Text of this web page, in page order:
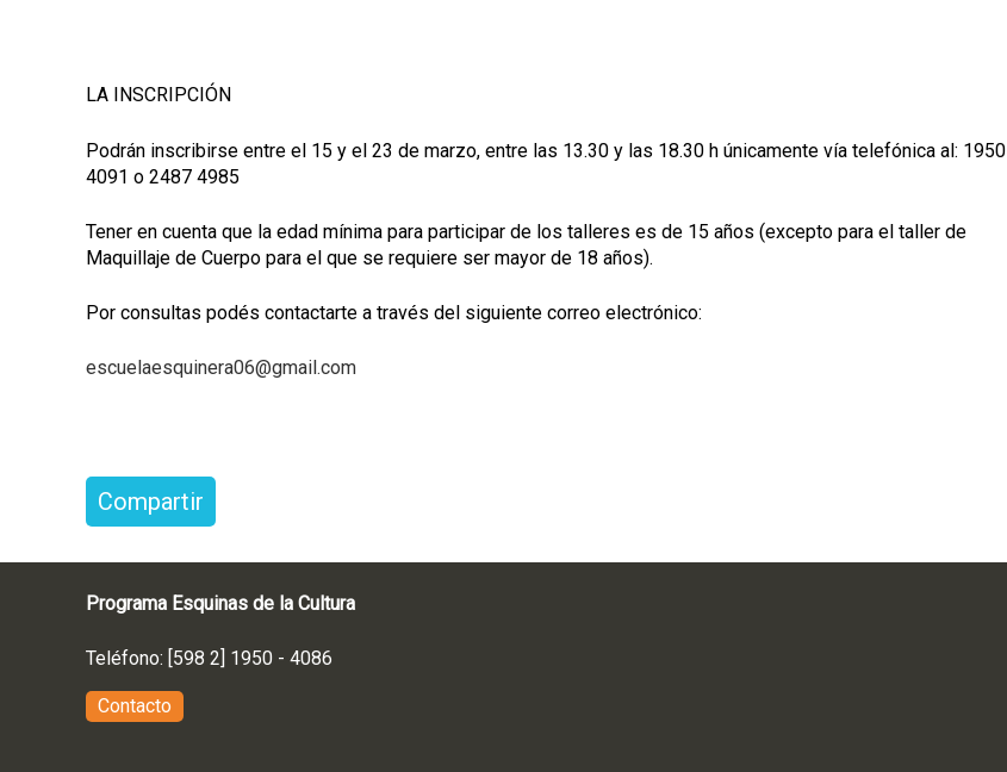
LA INSCRIPCIÓN
Podrán inscribirse entre el 15 y el 23 de marzo, entre las 13.30 y las 18.30 h únicamente vía telefónica al: 1950
4091 o 2487 4985
Tener en cuenta que la edad mínima para participar de los talleres es de 15 años (excepto para el taller de
Maquillaje de Cuerpo para el que se requiere ser mayor de 18 años).
Por consultas podés contactarte a través del siguiente correo electrónico:
escuelaesquinera06@gmail.com
Compartir
Programa Esquinas de la Cultura
Teléfono: [598 2] 1950 - 4086
Contacto